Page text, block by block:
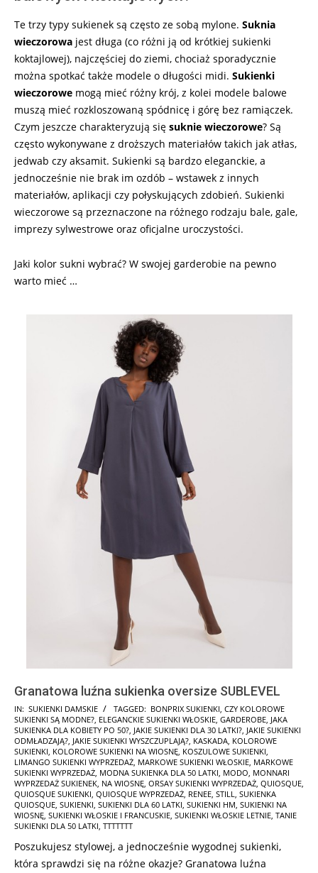
Te trzy typy sukienek są często ze sobą mylone. Suknia
wieczorowa jest długa (co różni ją od krótkiej sukienki
koktajlowej), najczęściej do ziemi, chociaż sporadycznie
można spotkać także modele o długości midi. Sukienki
wieczorowe mogą mieć różny krój, z kolei modele balowe
muszą mieć rozkloszowaną spódnicę i górę bez ramiączek.
Czym jeszcze charakteryzują się suknie wieczorowe? Są
często wykonywane z droższych materiałów takich jak atłas,
jedwab czy aksamit. Sukienki są bardzo eleganckie, a
jednocześnie nie brak im ozdób – wstawek z innych
materiałów, aplikacji czy połyskujących zdobień. Sukienki
wieczorowe są przeznaczone na różnego rodzaju bale, gale,
imprezy sylwestrowe oraz oficjalne uroczystości.
Jaki kolor sukni wybrać? W swojej garderobie na pewno
warto mieć …
Granatowa luźna sukienka oversize SUBLEVEL
2025-
10-
18
IN: SUKIENKI DAMSKIE TAGGED: BONPRIX SUKIENKI, CZY KOLOROWE
SUKIENKI SĄ MODNE?, ELEGANCKIE SUKIENKI WŁOSKIE, GARDEROBE, JAKA
SUKIENKA DLA KOBIETY PO 50?, JAKIE SUKIENKI DLA 30 LATKI?, JAKIE SUKIENKI
ODMŁADZAJĄ?, JAKIE SUKIENKI WYSZCZUPLAJĄ?, KASKADA, KOLOROWE
SUKIENKI, KOLOROWE SUKIENKI NA WIOSNĘ, KOSZULOWE SUKIENKI,
LIMANGO SUKIENKI WYPRZEDAŻ, MARKOWE SUKIENKI WŁOSKIE, MARKOWE
SUKIENKI WYPRZEDAŻ, MODNA SUKIENKA DLA 50 LATKI, MODO, MONNARI
WYPRZEDAŻ SUKIENEK, NA WIOSNĘ, ORSAY SUKIENKI WYPRZEDAŻ, QUIOSQUE,
QUIOSQUE SUKIENKI, QUIOSQUE WYPRZEDAŻ, RENEE, STILL, SUKIENKA
QUIOSQUE, SUKIENKI, SUKIENKI DLA 60 LATKI, SUKIENKI HM, SUKIENKI NA
WIOSNĘ, SUKIENKI WŁOSKIE I FRANCUSKIE, SUKIENKI WŁOSKIE LETNIE, TANIE
SUKIENKI DLA 50 LATKI, TTTTTTT
Poszukujesz stylowej, a jednocześnie wygodnej sukienki,
która sprawdzi się na różne okazje? Granatowa luźna